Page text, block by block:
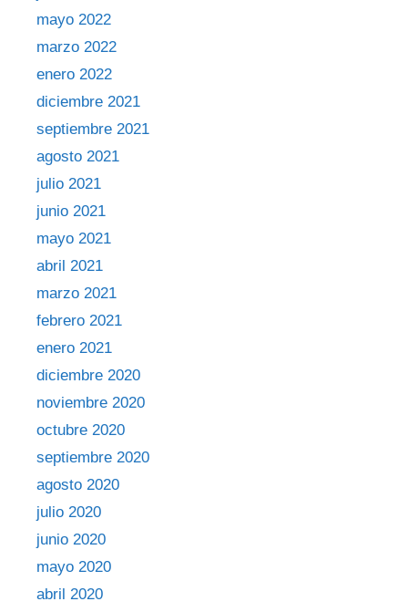
mayo 2022
marzo 2022
enero 2022
diciembre 2021
septiembre 2021
agosto 2021
julio 2021
junio 2021
mayo 2021
abril 2021
marzo 2021
febrero 2021
enero 2021
diciembre 2020
noviembre 2020
octubre 2020
septiembre 2020
agosto 2020
julio 2020
junio 2020
mayo 2020
abril 2020